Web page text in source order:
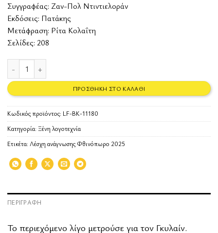
Συγγραφέας: Ζαν-Πολ Ντιντιελοράν
Εκδόσεις: Πατάκης
Μετάφραση: Ρίτα Κολαΐτη
Σελίδες: 208
Ο αφηγητής του πρωινού τρένου ποσότητα
ΠΡΟΣΘΉΚΗ ΣΤΟ ΚΑΛΆΘΙ
Κωδικός προϊόντος: LF-BK-11180
Κατηγορία: Ξένη λογοτεχνία
Ετικέτα: Λέσχη ανάγνωσης Φθινόπωρο 2025
ΠΕΡΙΓΡΑΦΉ
Το περιεχόμενο λίγο μετρούσε για τον Γκυλαίν.